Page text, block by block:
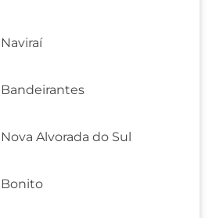
Naviraí
Bandeirantes
Nova Alvorada do Sul
Bonito